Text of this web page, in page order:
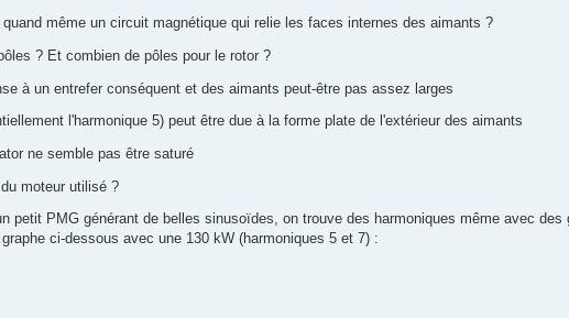
même un circuit magnétique qui relie les faces internes des aimants ?
? Et combien de pôles pour le rotor ?
à un entrefer conséquent et des aimants peut-être pas assez larges
l'harmonique 5) peut être due à la forme plate de l'extérieur des aimants
ne semble pas être saturé
moteur utilisé ?
petit PMG générant de belles sinusoïdes, on trouve des harmoniques même avec des
ci-dessous avec une 130 kW (harmoniques 5 et 7) :